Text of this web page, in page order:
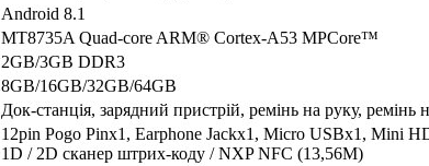
Android 8.1
MT8735A Quad-core ARM® Cortex-A53 MPCore™
2GB/3GB DDR3
8GB/16GB/32GB/64GB
Док-станція, зарядний пристрій, ремінь на руку,
12pin Pogo Pinx1, Earphone Jackx1, Micro USBx1, Mini
1D / 2D сканер штрих-коду / NXP NFC (13,56M)